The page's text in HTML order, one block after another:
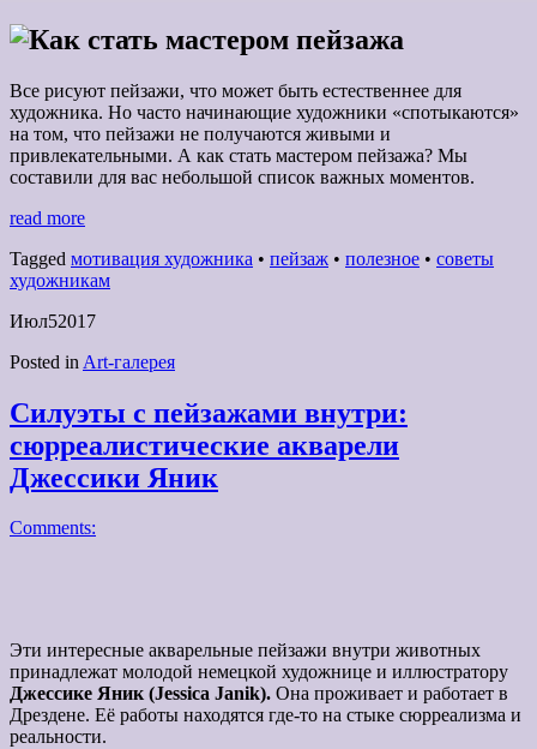
Все рисуют пейзажи, что может быть естественнее для
художника. Но часто начинающие художники «спотыкаются»
на том, что пейзажи не получаются живыми и
привлекательными. А как стать мастером пейзажа? Мы
составили для вас небольшой список важных моментов.
read more
Tagged мотивация художника • пейзаж • полезное • советы
художникам
Июл52017
Posted in Art-галерея
Силуэты с пейзажами внутри:
сюрреалистические акварели
Джессики Яник
Comments:
Эти интересные акварельные пейзажи внутри животных
принадлежат молодой немецкой художнице и иллюстратору
Джессике Яник (Jessica Janik). Она проживает и работает в
Дрездене. Её работы находятся где-то на стыке сюрреализма и
реальности.